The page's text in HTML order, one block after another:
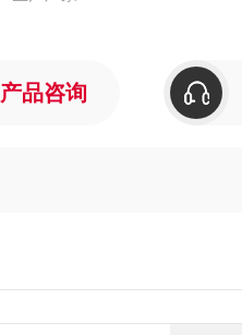
产品咨询